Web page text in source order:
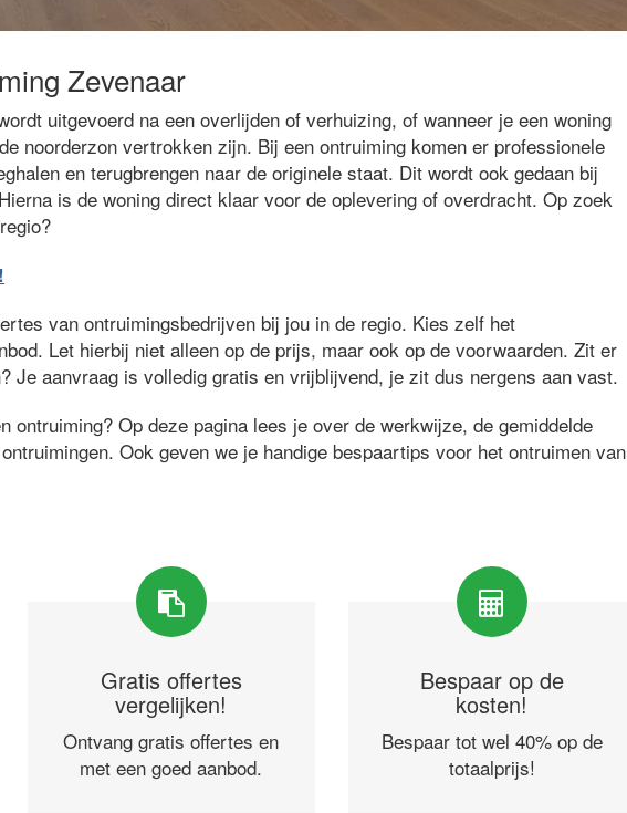
Zevenaar
uitgevoerd na een overlijden of verhuizing, of wanneer je een woning
noorderzon vertrokken zijn. Bij een ontruiming komen er professionele
en terugbrengen naar de originele staat. Dit wordt ook gedaan bij
is de woning direct klaar voor de oplevering of overdracht. Op zoek
van ontruimingsbedrijven bij jou in de regio. Kies zelf het
Let hierbij niet alleen op de prijs, maar ook op de voorwaarden. Zit er
Je aanvraag is volledig gratis en vrijblijvend, je zit dus nergens aan vast.
ontruiming? Op deze pagina lees je over de werkwijze, de gemiddelde
Ook geven we je handige bespaartips voor het ontruimen van
Gratis offertes
vergelijken!
Ontvang gratis offertes en
met een goed aanbod.
Bespaar op de
kosten!
Bespaar tot wel 40% op de
totaalprijs!